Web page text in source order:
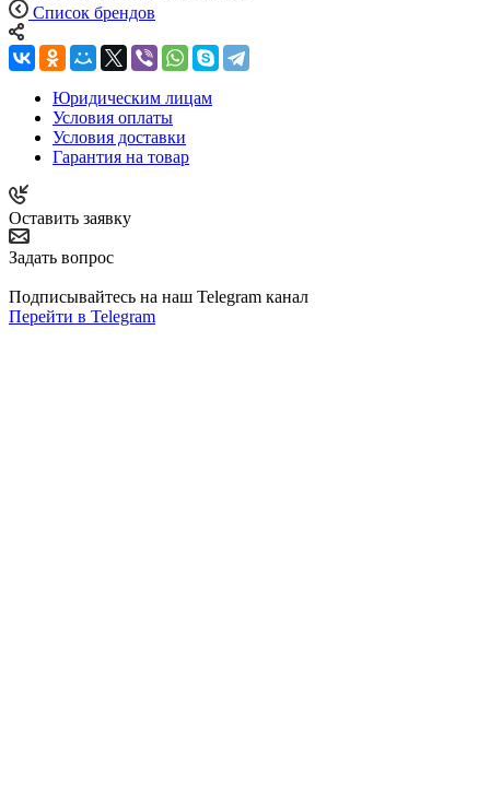
Список брендов
Юридическим лицам
Условия оплаты
Условия доставки
Гарантия на товар
Оставить заявку
Задать вопрос
Подписывайтесь на наш Telegram канал
Перейти в Telegram